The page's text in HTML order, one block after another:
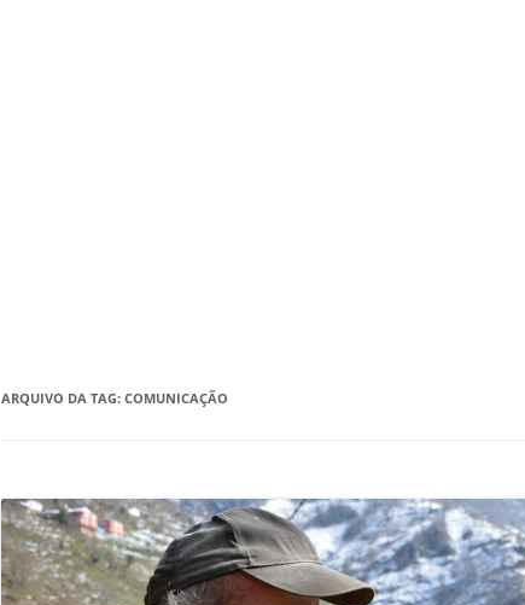
ARQUIVO DA TAG: COMUNICAÇÃO